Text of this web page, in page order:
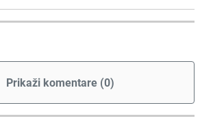
Prikaži komentare (0)